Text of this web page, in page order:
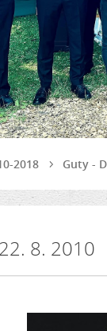
2018 Guty -
8. 2010